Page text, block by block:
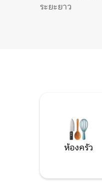
ระยะยาว
ห้องครัว